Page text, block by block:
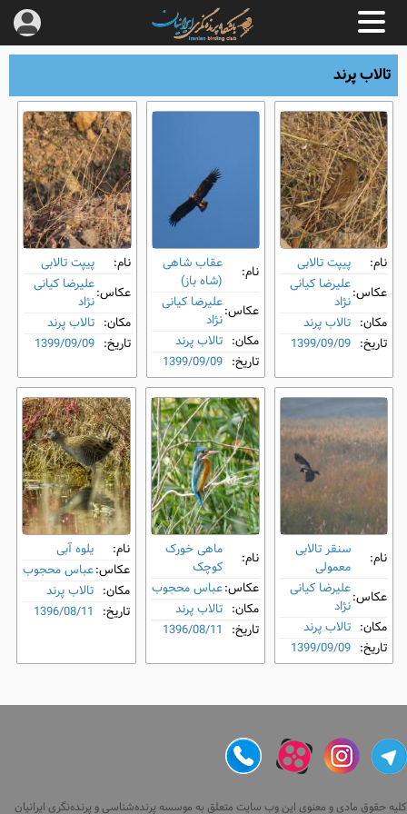
تالاب پرند
نام:
پیپت تالابی
عکاس:علیرضا کیانی
نژاد
مکان: تالاب پرند
تاریخ: 1399/09/09
نام:
عقاب شاهی
(شاه باز)
عکاس:علیرضا کیانی
نژاد
مکان: تالاب پرند
تاریخ: 1399/09/09
نام:
پیپت تالابی
عکاس:علیرضا کیانی
نژاد
مکان: تالاب پرند
تاریخ: 1399/09/09
نام:
سنقر تالابی
معمولی
عکاس:علیرضا کیانی
نژاد
مکان: تالاب پرند
تاریخ: 1399/09/09
نام:
ماهی‌ خورک
کوچک
عکاس:عباس محجوب
مکان: تالاب پرند
تاریخ: 1396/08/11
نام:
یلوه آبی
عکاس:عباس محجوب
مکان: تالاب پرند
تاریخ: 1396/08/11
کلیه حقوق مادی و معنوی این وب سایت متعلق به موسسه پرنده‌شناسی و پرنده‌نگری ایرانیان